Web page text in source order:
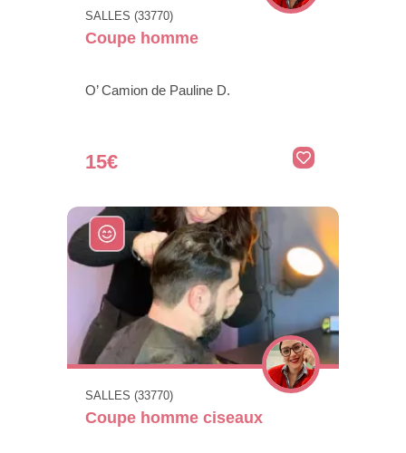
SALLES (33770)
Coupe homme
O’ Camion de Pauline D.
15€
SALLES (33770)
Coupe homme ciseaux